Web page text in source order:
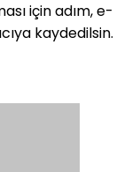
için adım, e-
kaydedilsin.